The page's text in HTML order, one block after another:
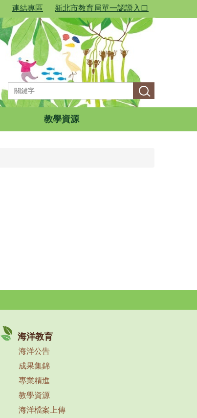
連結專區 新北市教育局單一認證入口
教學資源
海洋教育
海洋公告
成果集錦
專業精進
教學資源
海洋檔案上傳